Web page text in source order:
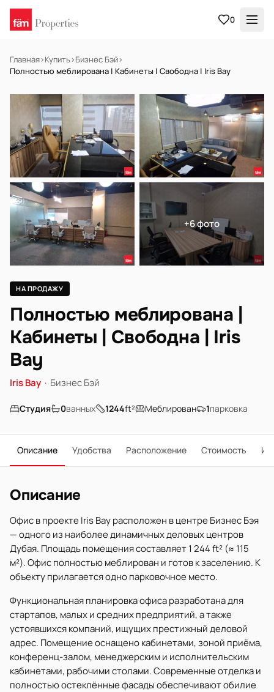
0
Главная›Купить›Бизнес Бэй›
Полностью меблирована | Кабинеты | Свободна | Iris Bay
НА ПРОДАЖУ Готов к заселению
+6 фото
НА ПРОДАЖУ
Полностью меблирована |
Кабинеты | Свободна | Iris
Bay
Iris Bay · Бизнес Бэй
Студия 0ванных 1244ft² Меблирован 1парковка
Описание Удобства Расположение Стоимость
Описание
Офис в проекте Iris Bay расположен в центре Бизнес Бэя
— одного из наиболее динамичных деловых центров
Дубая. Площадь помещения составляет 1 244 ft² (≈ 115
м²). Офис полностью меблирован и готов к заселению. К
объекту прилагается одно парковочное место.
Функциональная планировка офиса разработана для
стартапов, малых и средних предприятий, а также
устоявшихся компаний, ищущих престижный деловой
адрес. Помещение оснащено кабинетами, зоной приёма,
конференц-залом, менеджерским и исполнительским
кабинетами, рабочими столами. Современные отделка и
полностью остеклённые фасады обеспечивают обилие